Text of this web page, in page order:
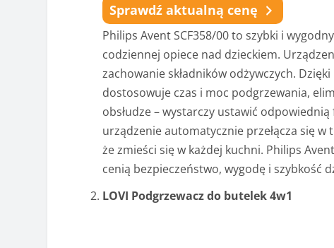
Sprawdź aktualną cenę
Philips Avent SCF358/00 to szybki i
codziennej opiece nad dzieckiem.
zachowanie składników odżywczych.
dostosowuje czas i moc podgrzewania,
obsłudze – wystarczy ustawić
urządzenie automatycznie przełącza się
że zmieści się w każdej kuchni. Philips
cenią bezpieczeństwo, wygodę i szybkość
LOVI Podgrzewacz do butelek 4w1